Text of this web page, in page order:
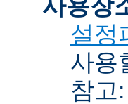
사용장
설정
사용
참고: